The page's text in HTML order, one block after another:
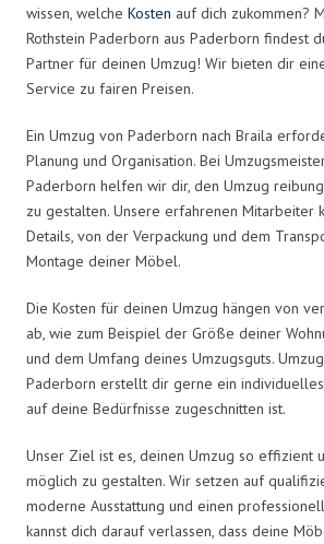
wissen, welche Kosten auf dich zukommen?
Rothstein Paderborn aus Paderborn findest
Partner für deinen Umzug! Wir bieten dir
Service zu fairen Preisen.
Ein Umzug von Paderborn nach Braila
Planung und Organisation. Bei
Paderborn helfen wir dir, den Umzug
zu gestalten. Unsere erfahrenen Mitarbeiter
Details, von der Verpackung und dem
Montage deiner Möbel.
Die Kosten für deinen Umzug hängen von
ab, wie zum Beispiel der Größe deiner
und dem Umfang deines Umzugsguts.
Paderborn erstellt dir gerne ein
auf deine Bedürfnisse zugeschnitten ist.
Unser Ziel ist es, deinen Umzug so effizient
möglich zu gestalten. Wir setzen auf
moderne Ausstattung und einen
kannst dich darauf verlassen, dass deine